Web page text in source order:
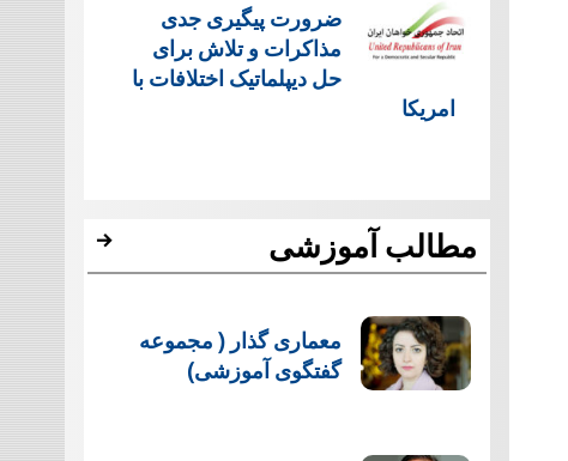
ضرورت پیگیری جدی
مذاکرات و تلاش برای
حل دیپلماتیک اختلافات با
امریکا
مطالب آموزشی
معماری گذار ( مجموعه
گفتگوی آموزشی)